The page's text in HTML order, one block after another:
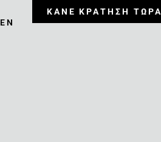
EΝ
ΚΑΝΕ ΚΡΑΤΗΣΗ ΤΩΡΑ